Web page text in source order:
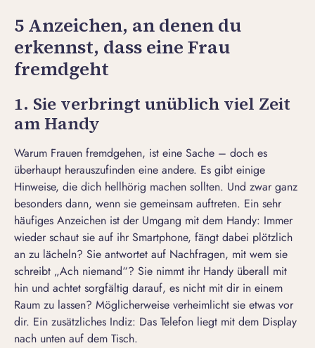
5 Anzeichen, an denen du
erkennst, dass eine Frau
fremdgeht
1. Sie verbringt unüblich viel Zeit
am Handy
Warum Frauen fremdgehen, ist eine Sache – doch es
überhaupt herauszufinden eine andere. Es gibt einige
Hinweise, die dich hellhörig machen sollten. Und zwar ganz
besonders dann, wenn sie gemeinsam auftreten. Ein sehr
häufiges Anzeichen ist der Umgang mit dem Handy: Immer
wieder schaut sie auf ihr Smartphone, fängt dabei plötzlich
an zu lächeln? Sie antwortet auf Nachfragen, mit wem sie
schreibt „Ach niemand“? Sie nimmt ihr Handy überall mit
hin und achtet sorgfältig darauf, es nicht mit dir in einem
Raum zu lassen? Möglicherweise verheimlicht sie etwas vor
dir. Ein zusätzliches Indiz: Das Telefon liegt mit dem Display
nach unten auf dem Tisch.